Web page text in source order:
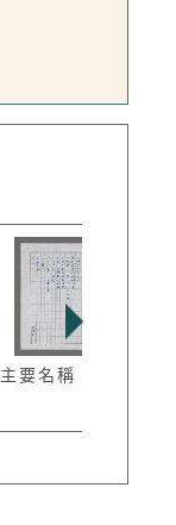
主要名稱：留給你說